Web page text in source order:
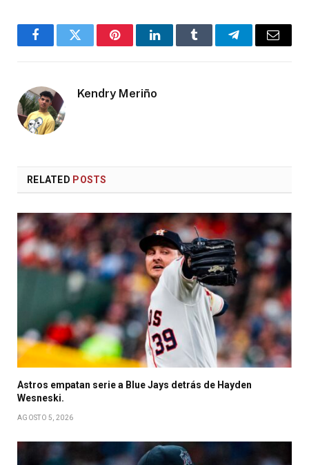
FacebookTwitter PinterestLinkedInTumblr TelegramEmail
Kendry Meriño
RELATED POSTS
Astros empatan serie a Blue Jays detrás de Hayden
Wesneski.
AGOSTO 5, 2026